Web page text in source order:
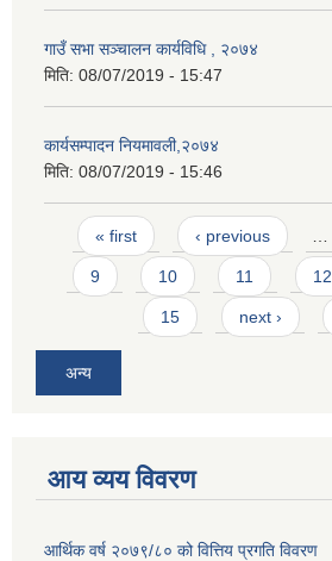
गाउँ सभा सञ्चालन कार्यविधि , २०७४
मिति: 08/07/2019 - 15:47
कार्यसम्पादन नियमावली,२०७४
मिति: 08/07/2019 - 15:46
Pages
« first ‹ previous …
9 10 11 12
15 next ›
अन्य
आय व्यय विवरण
आर्थिक वर्ष २०७९/८० को वित्तिय प्रगति विवरण